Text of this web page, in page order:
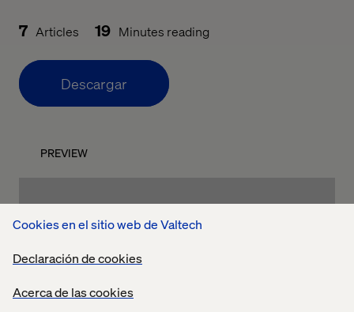
Cookies en el sitio web de Valtech
Declaración de cookies
Acerca de las cookies
7 Articles 19 Minutes reading
Descargar
PREVIEW